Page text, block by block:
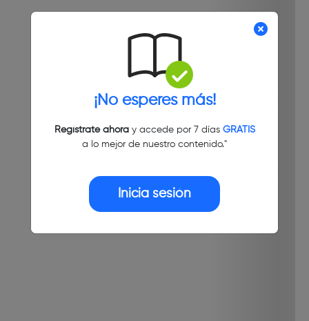
¡No esperes más!
Regístrate ahoray accede por 7 días GRATIS
a lo mejor de nuestro contenido."
Inicia sesión